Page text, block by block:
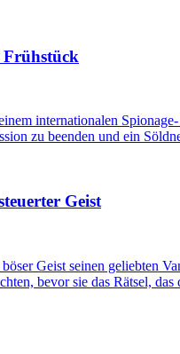
Frühstück
internationalen
zu beenden und ein
Geist
Geist seinen geliebten
bevor sie das Rätsel, das